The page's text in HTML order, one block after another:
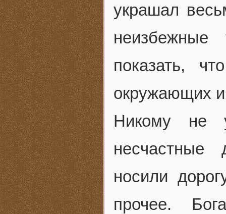
украшал
показать,
окружающих и
Никому не
несчастные
носили
прочее.